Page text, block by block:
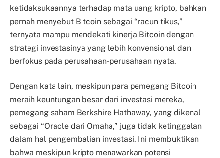
ketidaksukaannya terhadap mata uang kripto, bahkan
pernah menyebut Bitcoin sebagai “racun tikus,”
ternyata mampu mendekati kinerja Bitcoin dengan
strategi investasinya yang lebih konvensional dan
berfokus pada perusahaan-perusahaan nyata.
Dengan kata lain, meskipun para pemegang Bitcoin
meraih keuntungan besar dari investasi mereka,
pemegang saham Berkshire Hathaway, yang dikenal
sebagai “Oracle dari Omaha,” juga tidak ketinggalan
dalam hal pengembalian investasi. Ini membuktikan
bahwa meskipun kripto menawarkan potensi